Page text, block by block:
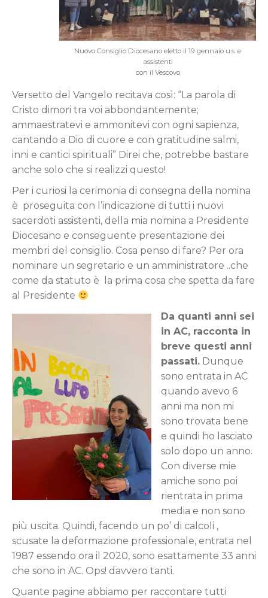
Nuovo Consiglio Diocesano eletto il 19 gennaio u.s. e
assistenti
con il Vescovo
Versetto del Vangelo recitava così: “La parola di
Cristo dimori tra voi abbondantemente;
ammaestratevi e ammonitevi con ogni sapienza,
cantando a Dio di cuore e con gratitudine salmi,
inni e cantici spirituali” Direi che, potrebbe bastare
anche solo che si realizzi questo!
Per i curiosi la cerimonia di consegna della nomina
è proseguita con l’indicazione di tutti i nuovi
sacerdoti assistenti, della mia nomina a Presidente
Diocesano e conseguente presentazione dei
membri del consiglio. Cosa penso di fare? Per ora
nominare un segretario e un amministratore ..che
come da statuto è la prima cosa che spetta da fare
al Presidente
Da quanti anni sei
in AC, racconta in
breve questi anni
passati. Dunque
sono entrata in AC
quando avevo 6
anni ma non mi
sono trovata bene
e quindi ho lasciato
solo dopo un anno.
Con diverse mie
amiche sono poi
rientrata in prima
media e non sono
più uscita. Quindi, facendo un po’ di calcoli ,
scusate la deformazione professionale, entrata nel
1987 essendo ora il 2020, sono esattamente 33 anni
che sono in AC. Ops! davvero tanti.
Quante pagine abbiamo per raccontare tutti